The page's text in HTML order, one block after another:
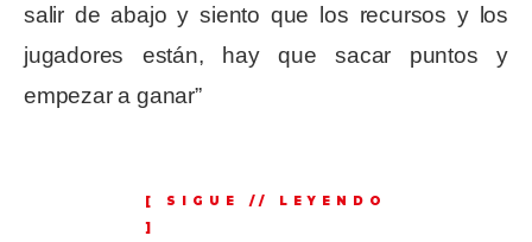
salir de abajo y siento que los recursos y los
jugadores están, hay que sacar puntos y
empezar a ganar”